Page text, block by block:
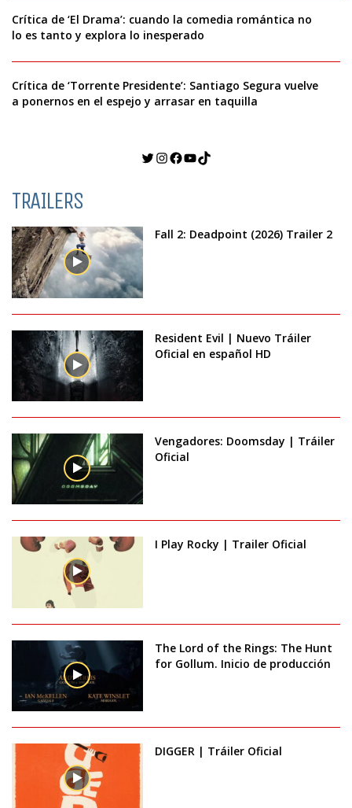
Crítica de ‘El Drama’: cuando la comedia romántica no
lo es tanto y explora lo inesperado
Crítica de ‘Torrente Presidente’: Santiago Segura vuelve
a ponernos en el espejo y arrasar en taquilla
Twitter
Instagram
Facebook
YouTube
TikTok
TRAILERS
Fall 2: Deadpoint (2026) Trailer 2
Resident Evil | Nuevo Tráiler
Oficial en español HD
Vengadores: Doomsday | Tráiler
Oficial
I Play Rocky | Trailer Oficial
The Lord of the Rings: The Hunt
for Gollum. Inicio de producción
DIGGER | Tráiler Oficial